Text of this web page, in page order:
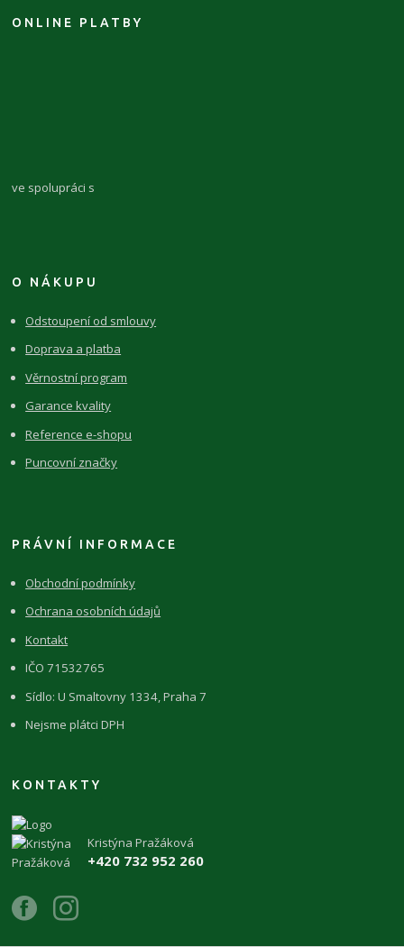
ONLINE PLATBY
ve spolupráci s
O NÁKUPU
Odstoupení od smlouvy
Doprava a platba
Věrnostní program
Garance kvality
Reference e-shopu
Puncovní značky
PRÁVNÍ INFORMACE
Obchodní podmínky
Ochrana osobních údajů
Kontakt
IČO 71532765
Sídlo: U Smaltovny 1334, Praha 7
Nejsme plátci DPH
KONTAKTY
Kristýna Pražáková
+420 732 952 260